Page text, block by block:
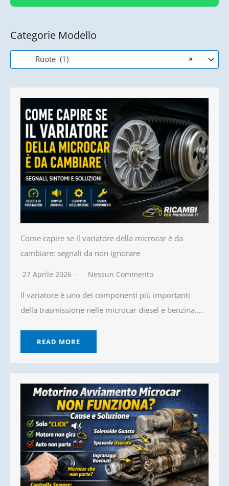
Categorie Modello
×
Ruote (1)
Come capire se il variatore della microcar è da
cambiare: segnali da non ignorare
27 Aprile 2026 Nessun Commento
Il variatore è uno dei componenti più importanti
della trasmissione nelle microcar diesel e benzina....
READ MORE